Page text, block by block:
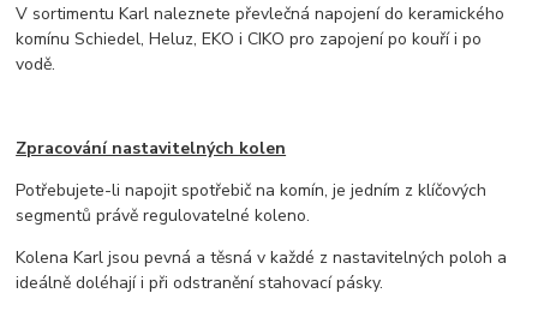
V sortimentu Karl naleznete převlečná napojení do keramického
komínu Schiedel, Heluz, EKO i CIKO pro zapojení po kouří i po
vodě.
Zpracování nastavitelných kolen
Potřebujete-li napojit spotřebič na komín, je jedním z klíčových
segmentů právě regulovatelné koleno.
Kolena Karl jsou pevná a těsná v každé z nastavitelných poloh a
ideálně doléhají i při odstranění stahovací pásky.